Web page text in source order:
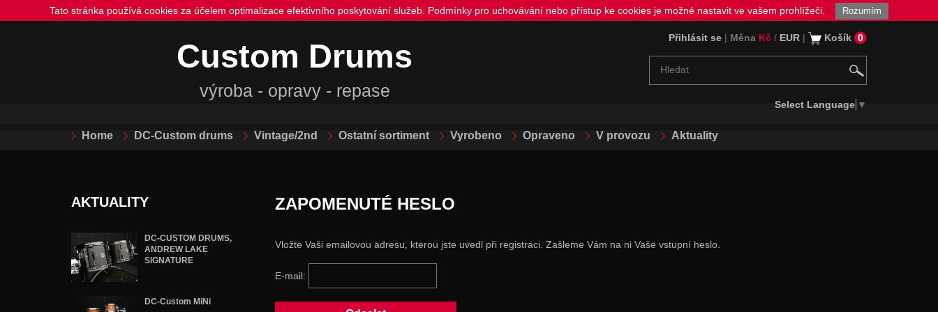
Tato stránka používá cookies za účelem optimalizace efektivního poskytování služeb. Podmínky pro uchovávání nebo přístup ke cookies je možné nastavit ve vašem prohlížeči. Rozumím
Přihlásit se | Měna Kč / EUR | Košík 0
Custom Drums
výroba - opravy - repase
Select Language ▼
Home DC-Custom drums Vintage/2nd Ostatní sortiment Vyrobeno Opraveno V provozu Aktuality
AKTUALITY
DC-CUSTOM DRUMS,
ANDREW LAKE
SIGNATURE
DC-Custom MiNi
ZAPOMENUTÉ HESLO
Vložte Vaši emailovou adresu, kterou jste uvedl při registraci. Zašleme Vám na ni Vaše vstupní heslo.
E-mail: